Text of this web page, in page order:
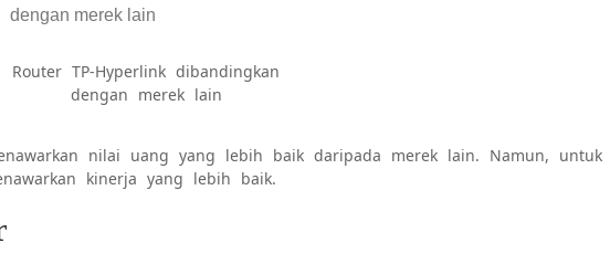
Router TP-Hyperlink dibandingkan
dengan merek lain
nilai uang yang lebih baik daripada merek lain. Namun, untuk
kinerja yang lebih baik.